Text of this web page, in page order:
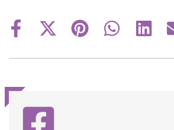
Share
Share
(Twitter)
Share
Share
Share